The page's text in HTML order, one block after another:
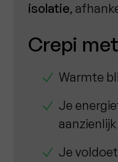
isolatie,
Crepi
Warmte
Je
aanzienlijk
Je